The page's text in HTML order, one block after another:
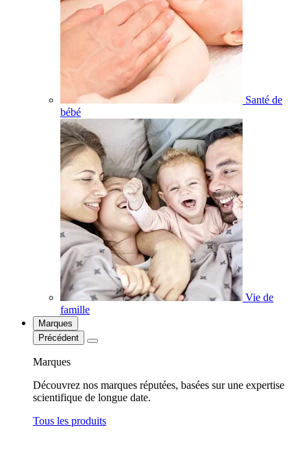
Santé de
bébé
Vie de
famille
Marques
Précédent
Marques
Découvrez nos marques réputées, basées sur une expertise
scientifique de longue date.
Tous les produits